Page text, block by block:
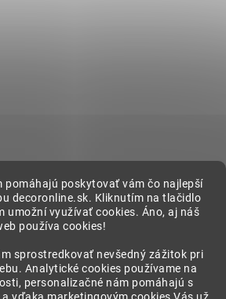
pomáhajú poskytovať vám čo najlepší
decoronline.sk. Kliknutím na tlačidlo
umožní využívať cookies. Áno, aj náš
používa cookies!
sprostredkovať nevšedný zážitok pri
Analytické cookies používame na
personalizačné nám pomáhajú s